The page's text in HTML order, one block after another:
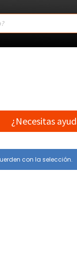
¿Necesitas
con la selección.